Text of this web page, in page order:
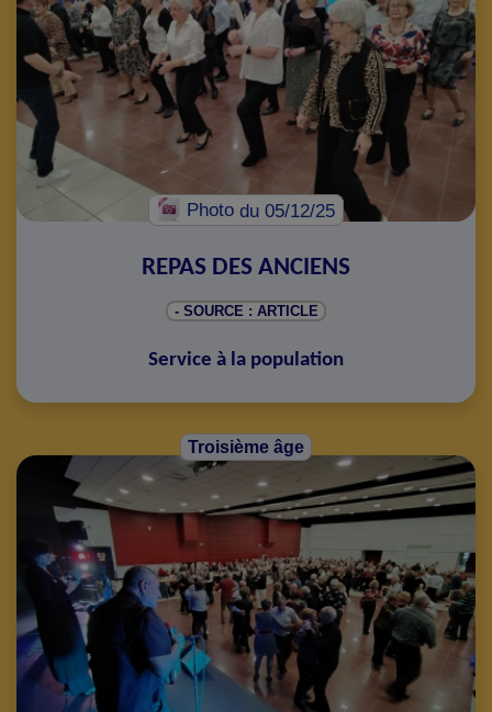
Photo du 05/12/25
REPAS DES ANCIENS
- SOURCE : ARTICLE
Service à la population
Troisième âge